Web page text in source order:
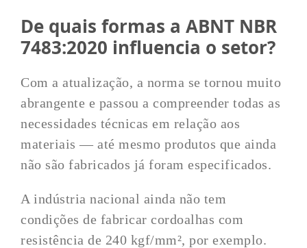
De quais formas a ABNT NBR
7483:2020 influencia o setor?
Com a atualização, a norma se tornou muito
abrangente e passou a compreender todas as
necessidades técnicas em relação aos
materiais — até mesmo produtos que ainda
não são fabricados já foram especificados.
A indústria nacional ainda não tem
condições de fabricar cordoalhas com
resistência de 240 kgf/mm², por exemplo.